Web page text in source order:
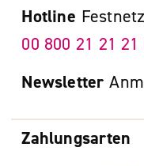
Zahlungsarten
Hotline Festnetz
00 800 21 21 21
Newsletter